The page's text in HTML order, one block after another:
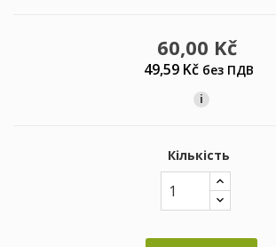
60,00 Kč
49,59 Kč без ПДВ
i
Кількість